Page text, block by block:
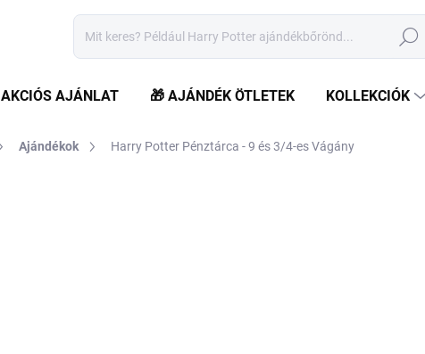
Keresés
AKCIÓS AJÁNLAT 🎁 AJÁNDÉK ÖTLETEK KOLLEKCIÓK
Ajándékok Harry Potter Pénztárca - 9 és 3/4-es Vágány